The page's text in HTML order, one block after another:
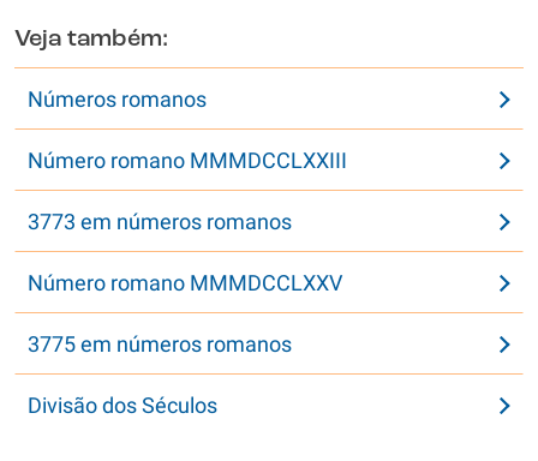
Veja também:
Números romanos
Número romano MMMDCCLXXIII
3773 em números romanos
Número romano MMMDCCLXXV
3775 em números romanos
Divisão dos Séculos